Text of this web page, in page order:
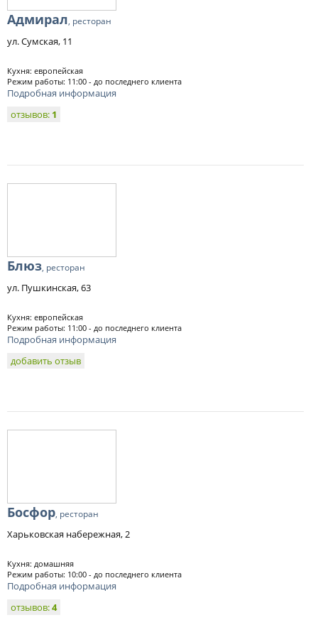
Адмирал, ресторан
ул. Сумская, 11
Кухня: европейская
Режим работы: 11:00 - до последнего клиента
Подробная информация
отзывов: 1
Блюз, ресторан
ул. Пушкинская, 63
Кухня: европейская
Режим работы: 11:00 - до последнего клиента
Подробная информация
добавить отзыв
Босфор, ресторан
Харьковская набережная, 2
Кухня: домашняя
Режим работы: 10:00 - до последнего клиента
Подробная информация
отзывов:4